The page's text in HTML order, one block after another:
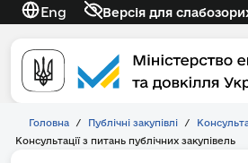
Eng Версія для
Головна / Публічні закупівлі /
Консультації з питань публічних закупівель